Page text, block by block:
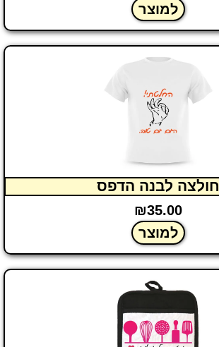
למוצר
חולצה לבנה הדפס
₪35.00
למוצר